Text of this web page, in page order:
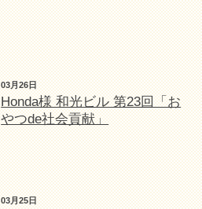
03月26日
Honda様 和光ビル 第23回「お
やつde社会貢献」
03月25日